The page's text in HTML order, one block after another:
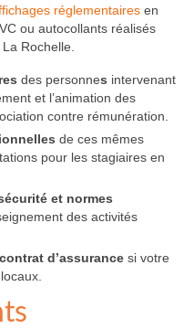
réglementaires en
ou autocollants réalisés
Rochelle.
des personnes intervenant
et l’animation des
contre rémunération.
de ces mêmes
pour les stagiaires en
et normes
des activités
d’assurance si votre